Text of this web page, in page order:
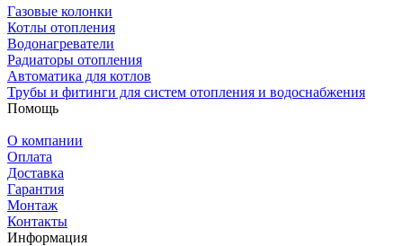
Газовые колонки
Котлы отопления
Водонагреватели
Радиаторы отопления
Автоматика для котлов
Трубы и фитинги для систем отопления и водоснабжения
Помощь
О компании
Оплата
Доставка
Гарантия
Монтаж
Контакты
Информация